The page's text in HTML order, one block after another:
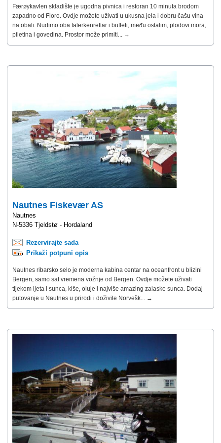
Færøykavlen skladište je ugodna pivnica i restoran 10 minuta brodom
zapadno od Floro. Ovdje možete uživati ​​u ukusna jela i dobru čašu vina
na obali. Nudimo oba talerkenrettar i buffeti, među ostalim, plodovi mora,
piletina i govedina. Prostor može primiti... →
Nautnes Fiskevær AS
Nautnes
N-5336 Tjeldstø - Hordaland
Rezervirajte sada
Prikaži potpuni opis
Nautnes ribarsko selo je moderna kabina centar na oceanfront u blizini
Bergen, samo sat vremena vožnje od Bergen. Ovdje možete uživati ​​
tijekom ljeta i sunca, kiše, oluje i najviše amazing zalaske sunca. Dodaj
putovanje u Nautnes u prirodi i doživite Norvešk... →